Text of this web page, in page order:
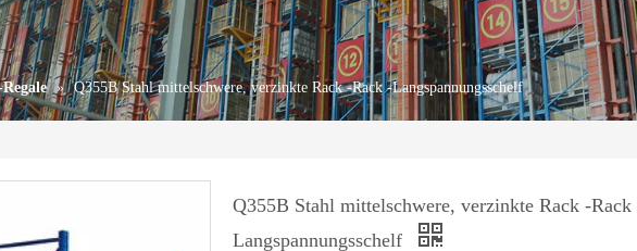
» Q355B Stahl mittelschwere, verzinkte Rack -Rack -Langspannungsschelf
Q355B Stahl mittelschwere, verzinkte Rack -Rack
Langspannungsschelf